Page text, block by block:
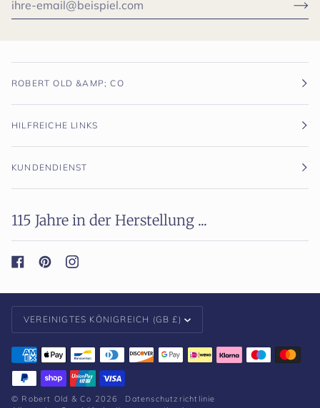
ROBERT OLD &AMP; CO
HILFREICHE LINKS
KUNDENDIENST
115 Jahre in der Herstellung ...
Währung
VEREINIGTES KÖNIGREICH (GB £)
© Robert Old & Co 2026
Datenschutzrichtlinie